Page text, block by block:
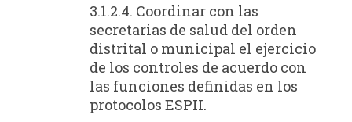
3.1.2.4. Coordinar con las
secretarias de salud del orden
distrital o municipal el ejercicio
de los controles de acuerdo con
las funciones definidas en los
protocolos ESPII.